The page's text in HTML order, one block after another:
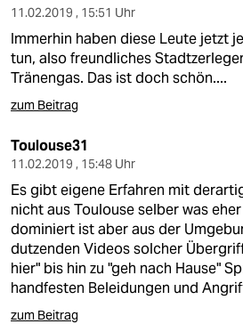
11.02.2019 , 15:51 Uhr
Immerhin haben diese Leute jetzt
tun, also freundliches
Tränengas. Das ist doch schön....
zum Beitrag
Toulouse31
11.02.2019 , 15:48 Uhr
Es gibt eigene Erfahren mit
nicht aus Toulouse selber was
dominiert ist aber aus der
dutzenden Videos solcher
hier" bis hin zu "geh nach Hause"
handfesten Beleidungen und
zum Beitrag